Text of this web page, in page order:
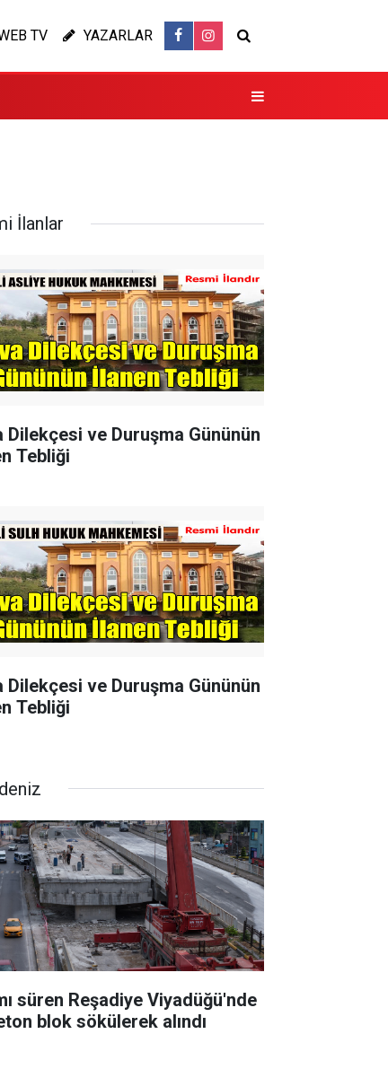
TV YAZARLAR
İlanlar
Dilekçesi ve Duruşma Gününün
Tebliği
Dilekçesi ve Duruşma Gününün
Tebliği
süren Reşadiye Viyadüğü'nde
blok sökülerek alındı